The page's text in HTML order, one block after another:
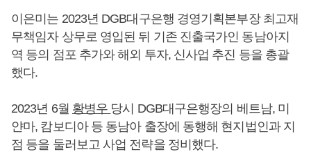
이은미는 2023년 DGB대구은행 경영기획본부장 최고재
무책임자 상무로 영입된 뒤 기존 진출국가인 동남아지
역 등의 점포 추가와 해외 투자, 신사업 추진 등을 총괄
했다.
2023년 6월 황병우 당시 DGB대구은행장의 베트남, 미
얀마, 캄보디아 등 동남아 출장에 동행해 현지법인과 지
점 등을 둘러보고 사업 전략을 정비했다.